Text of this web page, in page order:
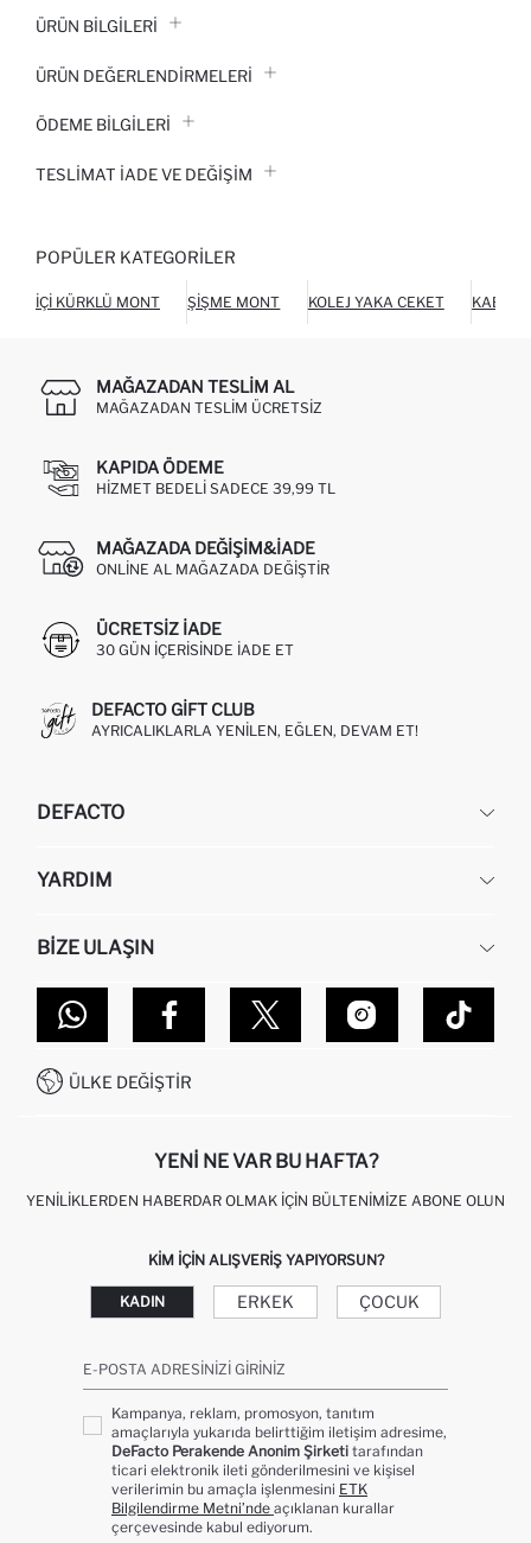
ÜRÜN BILGILERI
ÜRÜN DEĞERLENDİRMELERİ
ÖDEME BİLGİLERİ
TESLIMAT İADE VE DEĞIŞIM
POPÜLER KATEGORILER
İÇI KÜRKLÜ MONT ŞIŞME MONT KOLEJ YAKA CEKET KABAN
MAĞAZADAN TESLIM AL
MAĞAZADAN TESLIM ÜCRETSIZ
KAPIDA ÖDEME
HIZMET BEDELI SADECE 39,99 TL
MAĞAZADA DEĞIŞIM&İADE
ONLINE AL MAĞAZADA DEĞIŞTIR
ÜCRETSIZ IADE
30 GÜN IÇERISINDE IADE ET
DEFACTO GIFT CLUB
AYRICALIKLARLA YENILEN, EĞLEN, DEVAM ET!
DEFACTO
HAKKIMIZDA
KURUMSAL SATIŞ
DEFACTO TEKNOLOJI
SITEMAP
YARDIM
SIPARIŞIMI NASIL TAKIP EDERIM?
NASIL İADE EDERIM?
GIFT CLUB SIKÇA SORULAN SORULAR
İŞLEM REHBERI
KAMPANYALAR
BIZE ULAŞIN
MAĞAZALARIMIZ
İLETIŞIM FORMU
0850 333 22 86
ÜLKE DEĞIŞTIR
YENI NE VAR BU HAFTA?
YENILIKLERDEN HABERDAR OLMAK İÇIN BÜLTENIMIZE ABONE OLUN
KIM IÇIN ALIŞVERIŞ YAPIYORSUN?
KADIN ERKEK ÇOCUK
E-POSTA ADRESINIZI GIRINIZ
Kampanya, reklam, promosyon, tanıtım
amaçlarıyla yukarıda belirttiğim iletişim adresime,
DeFacto Perakende Anonim Şirketi tarafından
ticari elektronik ileti gönderilmesini ve kişisel
verilerimin bu amaçla işlenmesini ETK
Bilgilendirme Metni’nde açıklanan kurallar
çerçevesinde kabul ediyorum.